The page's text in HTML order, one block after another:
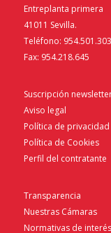
Entreplanta primera
41011 Sevilla.
Teléfono: 954.501.303
Fax: 954.218.645
Suscripción
Aviso legal
Política de privacidad
Política de Cookies
Perfil del contratante
Transparencia
Nuestras Cámaras
Normativas de interés